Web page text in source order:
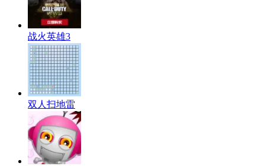
战火英雄3
双人扫地雷